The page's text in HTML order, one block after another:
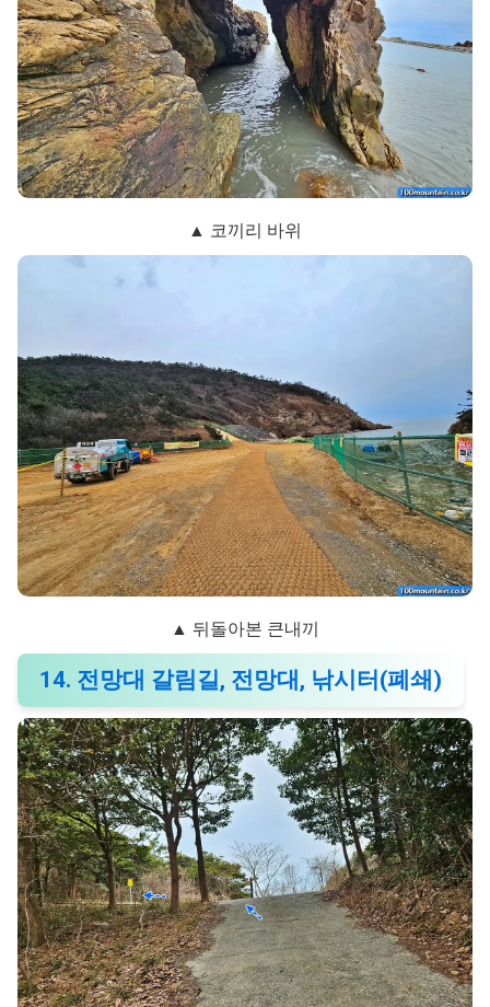
▲ 코끼리 바위
▲ 뒤돌아본 큰내끼
14. 전망대 갈림길, 전망대, 낚시터(폐쇄)